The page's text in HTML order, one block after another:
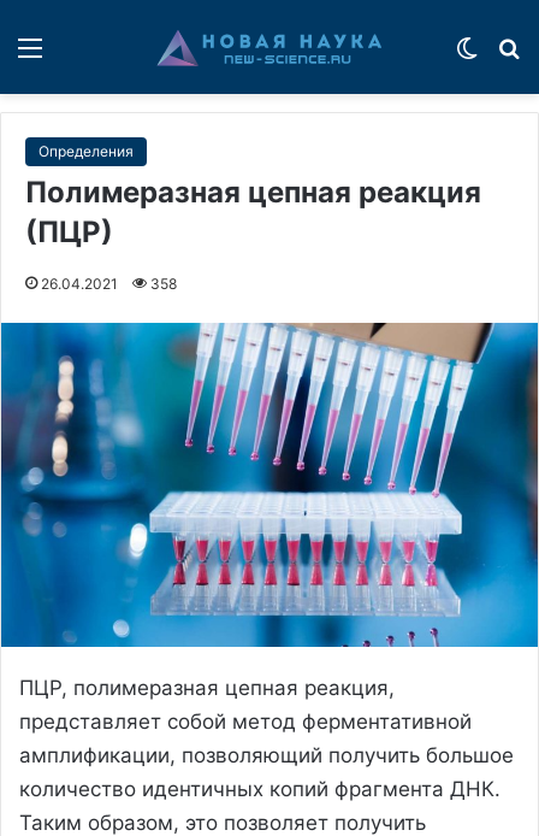
Определения
Полимеразная цепная реакция
(ПЦР)
26.04.2021 358
ПЦР, полимеразная цепная реакция,
представляет собой метод ферментативной
амплификации, позволяющий получить большое
количество идентичных копий фрагмента ДНК.
Таким образом, это позволяет получить